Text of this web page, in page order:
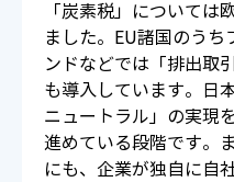
「炭素税」については
ました。EU諸国のう
ンドなどでは「排出取
も導入しています。日
ニュートラル」の実現
進めている段階です。
にも、企業が独自に自